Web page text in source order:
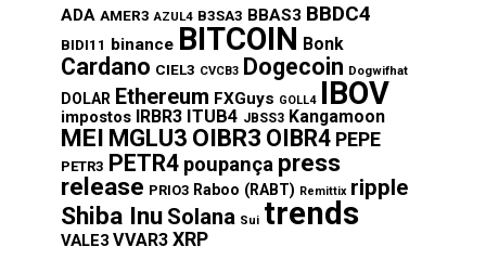
ADA AMER3 AZUL4 B3SA3 BBAS3 BBDC4
BIDI11 binance BITCOIN Bonk
Cardano CIEL3 CVCB3 Dogecoin Dogwifhat
DOLAR Ethereum FXGuys GOLL4 IBOV
impostos IRBR3 ITUB4 JBSS3 Kangamoon
MEI MGLU3 OIBR3 OIBR4 PEPE
PETR3 PETR4 poupança press
release PRIO3 Raboo (RABT) Remittix ripple
Shiba Inu Solana Sui trends
VALE3 VVAR3 XRP